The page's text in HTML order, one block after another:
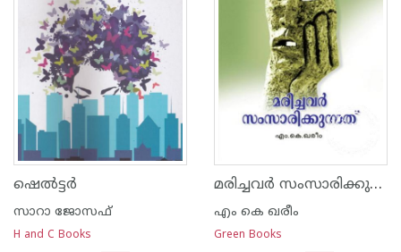
ഷെല്‍ട്ടര്‍
സാറാ ജോസഫ്
H and C Books
മരിച്ചവര്‍ സംസാരിക്കുന്നത്
എം കെ ഖരീം
Green Books